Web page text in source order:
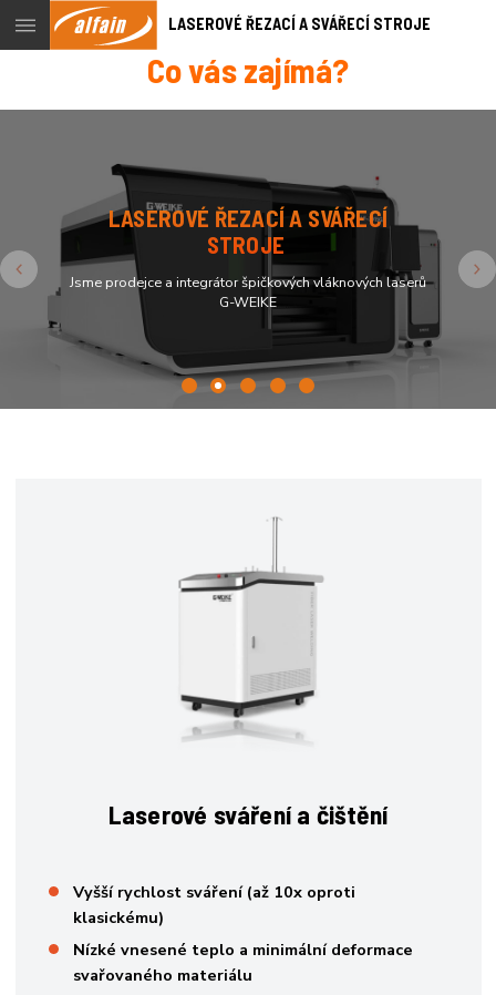
Menu
LASEROVÉ ŘEZACÍ A SVÁŘECÍ STROJE
Co vás zajímá?
Previous
LASEROVÉ ŘEZACÍ A SVÁŘECÍ
STROJE
Jsme prodejce a integrátor špičkových vláknových laserů
G-WEIKE
1 2 4
Laserové sváření a čištění
Vyšší rychlost sváření (až 10x oproti
klasickému)
Nízké vnesené teplo a minimální deformace
svařovaného materiálu